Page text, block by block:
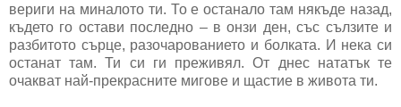
вериги на миналото ти. То е останало там някъде назад,
където го остави последно – в онзи ден, със сълзите и
разбитото сърце, разочарованието и болката. И нека си
останат там. Ти си ги преживял. От днес нататък те
очакват най-прекрасните мигове и щастие в живота ти.